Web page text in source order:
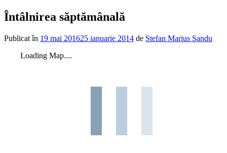
Întâlnirea săptămânală
Publicat în 19 mai 201625 ianuarie 2014 de Stefan Marius Sandu
Loading Map....